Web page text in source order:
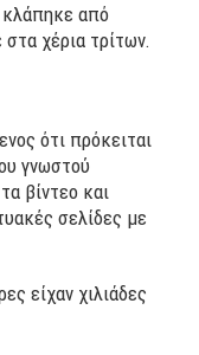
κλάπηκε από
χέρια τρίτων.
ότι πρόκειται
γνωστού
βίντεο και
σελίδες με
είχαν χιλιάδες